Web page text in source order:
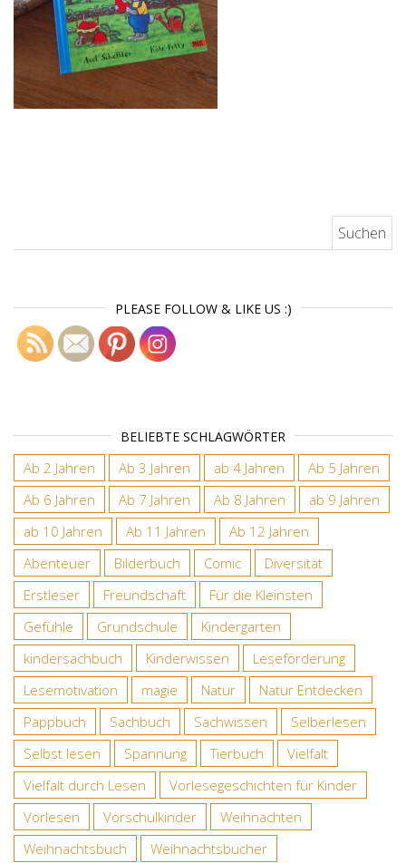
PLEASE FOLLOW & LIKE US :)
BELIEBTE SCHLAGWÖRTER
Ab 2 Jahren Ab 3 Jahren ab 4 Jahren
Ab 5 Jahren
Ab 6 Jahren
Ab 7 Jahren Ab 8 Jahren
ab 9 Jahren
ab 10 Jahren
Ab 11 Jahren
Ab 12 Jahren
Abenteuer
Bilderbuch Comic
Diversität
Erstleser
Freundschaft
Für die Kleinsten
Gefühle
Grundschule
Kindergarten
kindersachbuch
Kinderwissen
Leseförderung
Lesemotivation
magie Natur
Natur Entdecken
Pappbuch
Sachbuch Sachwissen
Selberlesen
Selbst lesen
Spannung Tierbuch
Vielfalt
Vielfalt durch Lesen
Vorlesegeschichten für Kinder
Vorlesen
Vorschulkinder
Weihnachten
Weihnachtsbuch
Weihnachtsbücher